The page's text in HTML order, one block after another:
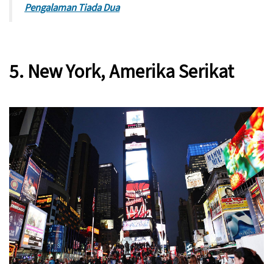
Pengalaman Tiada Dua
5. New York, Amerika Serikat